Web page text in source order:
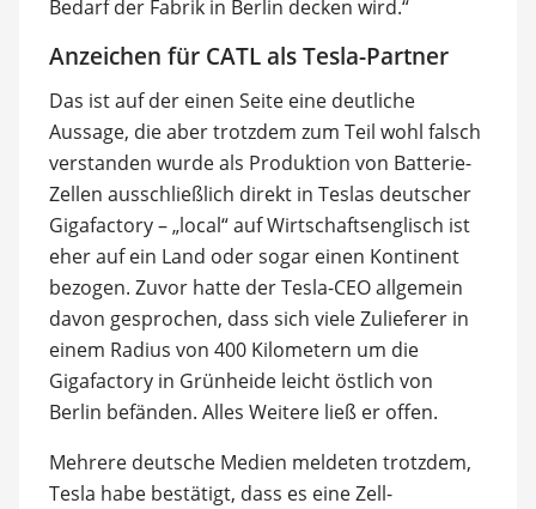
Bedarf der Fabrik in Berlin decken wird.“
Anzeichen für CATL als Tesla-Partner
Das ist auf der einen Seite eine deutliche
Aussage, die aber trotzdem zum Teil wohl falsch
verstanden wurde als Produktion von Batterie-
Zellen ausschließlich direkt in Teslas deutscher
Gigafactory – „local“ auf Wirtschaftsenglisch ist
eher auf ein Land oder sogar einen Kontinent
bezogen. Zuvor hatte der Tesla-CEO allgemein
davon gesprochen, dass sich viele Zulieferer in
einem Radius von 400 Kilometern um die
Gigafactory in Grünheide leicht östlich von
Berlin befänden. Alles Weitere ließ er offen.
Mehrere deutsche Medien meldeten trotzdem,
Tesla habe bestätigt, dass es eine Zell-